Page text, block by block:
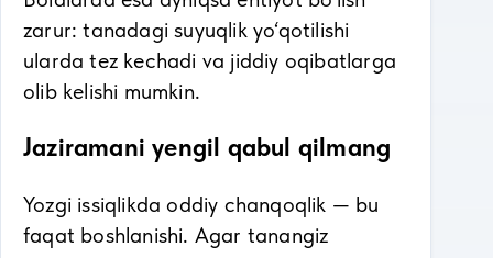
zarur: tanadagi suyuqlik yo‘qotilishi
ularda tez kechadi va jiddiy oqibatlarga
olib kelishi mumkin.
Jaziramani yengil qabul qilmang
Yozgi issiqlikda oddiy chanqoqlik — bu
faqat boshlanishi. Agar tanangiz